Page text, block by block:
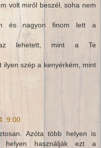
volt miről beszél, soha nem
és nagyon finom lett a
lehetett, mint a Te
ilyen szép a kenyérkém, mint
9:00
Azóta több helyen is
helyen használják ezt a